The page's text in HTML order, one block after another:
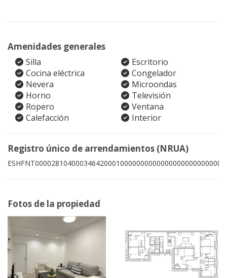
Amenidades generales
Silla
Escritorio
Cocina eléctrica
Congelador
Nevera
Microondas
Horno
Televisión
Ropero
Ventana
Calefacción
Interior
Registro único de arrendamientos (NRUA)
ESHFNT00002810400034642000100000000000000000000000001
Fotos de la propiedad